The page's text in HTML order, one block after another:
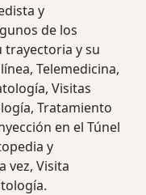
y
de los
trayectoria y su
Telemedicina,
Visitas
Tratamiento
en el Túnel
y
vez, Visita